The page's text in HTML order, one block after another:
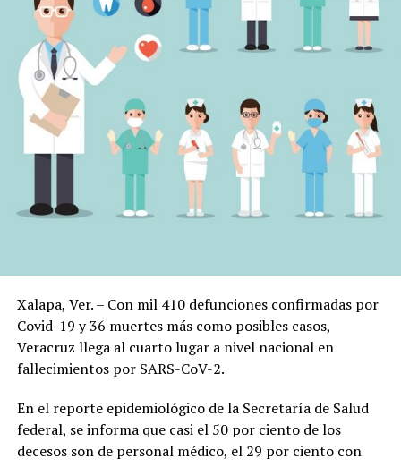
Xalapa, Ver. – Con mil 410 defunciones confirmadas por
Covid-19 y 36 muertes más como posibles casos,
Veracruz llega al cuarto lugar a nivel nacional en
fallecimientos por SARS-CoV-2.
En el reporte epidemiológico de la Secretaría de Salud
federal, se informa que casi el 50 por ciento de los
decesos son de personal médico, el 29 por ciento con